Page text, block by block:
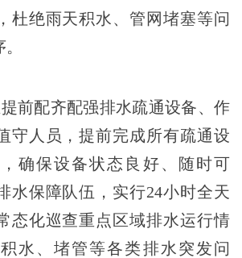
杜绝雨天积水、管网堵塞等问
前配齐配强排水疏通设备、作
守人员，提前完成所有疏通设
确保设备状态良好、随时可
水保障队伍，实行24小时全天
态化巡查重点区域排水运行情
水、堵管等各类排水突发问